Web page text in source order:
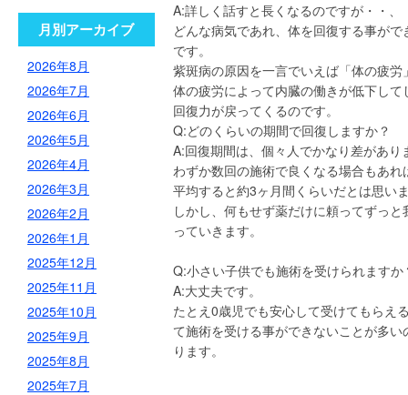
A:詳しく話すと長くなるのですが・・、
どんな病気であれ、体を回復する事が
です。
紫斑病の原因を一言でいえば「体の疲労
体の疲労によって内臓の働きが低下し
回復力が戻ってくるのです。
Q:どのくらいの期間で回復しますか？
A:回復期間は、個々人でかなり差があり
わずか数回の施術で良くなる場合もあ
平均すると約3ヶ月間くらいだとは思い
しかし、何もせず薬だけに頼ってずっ
っていきます。
Q:小さい子供でも施術を受けられますか
A:大丈夫です。
たとえ0歳児でも安心して受けてもらえ
て施術を受ける事ができないことが多
ります。
月別アーカイブ
2026年8月
2026年7月
2026年6月
2026年5月
2026年4月
2026年3月
2026年2月
2026年1月
2025年12月
2025年11月
2025年10月
2025年9月
2025年8月
2025年7月